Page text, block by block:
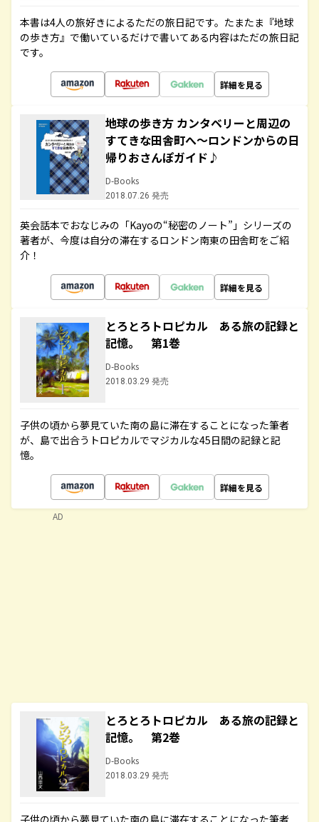
本書は4人の旅好きによるただの旅日記です。たまたま『地球
の歩き方』で働いているだけで書いてある内容はただの旅日記
です。
詳細を見る
地球の歩き方 カンタベリーと周辺の
すてきな田舎町へ～ロンドンからの日
帰りおさんぽガイド♪
D-Books
2018.07.26 発売
英会話本でおなじみの「Kayoの“秘密のノート”」シリーズの
著者が、今度は自分の滞在するロンドン南東の田舎町をご紹
介！
詳細を見る
とろとろトロピカル ある旅の記録と
記憶。 第1巻
D-Books
2018.03.29 発売
子供の頃から夢見ていた南の島に滞在することになった筆者
が、島で出合うトロピカルでマジカルな45日間の記録と記
憶。
詳細を見る
とろとろトロピカル ある旅の記録と
記憶。 第2巻
D-Books
2018.03.29 発売
子供の頃から夢見ていた南の島に滞在することになった筆者
AD